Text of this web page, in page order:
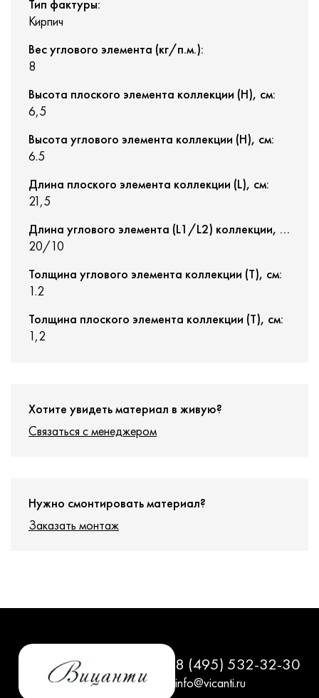
Тип фактуры:
Кирпич
Вес углового элемента (кг/п.м.):
8
Высота плоского элемента коллекции (H), см:
6,5
Высота углового элемента коллекции (H), см:
6.5
Длина плоского элемента коллекции (L), см:
21,5
Длина углового элемента (L1/L2) коллекции, см:
20/10
Толщина углового элемента коллекции (T), см:
1.2
Толщина плоского элемента коллекции (T), см:
1,2
Хотите увидеть материал в живую?
Связаться с менеджером
Нужно смонтировать материал?
Заказать монтаж
8 (495) 532-32-30
info@vicanti.ru